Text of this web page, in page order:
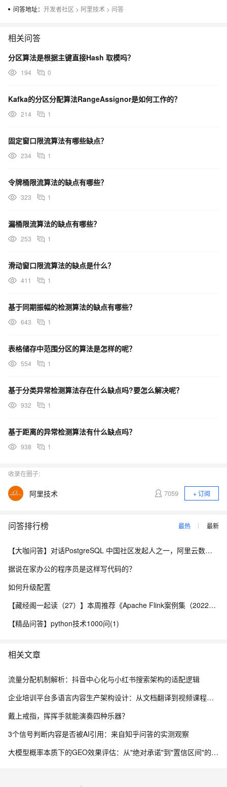
问答地址： 开发者社区 > 阿里技术 > 问答
相关问答
分区算法是根据主键直接Hash 取模吗？
194 0
Kafka的分区分配算法RangeAssignor是如何工作的？
214 1
固定窗口限流算法有哪些缺点？
234 1
令牌桶限流算法的缺点有哪些？
323 1
漏桶限流算法的缺点有哪些？
253 1
滑动窗口限流算法的缺点是什么？
411 1
基于同期振幅的检测算法的缺点有哪些？
643 1
表格储存中范围分区的算法是怎样的呢？
554 1
基于分类异常检测算法存在什么缺点吗?要怎么解决呢？
932 1
基于距离的异常检测算法有什么缺点吗？
938 1
收录在圈子:
阿里技术 7059 + 订阅
问答排行榜 最热 最新
【大咖问答】对话PostgreSQL 中国社区发起人之一，阿里云数据库高级专家 德哥
据说在家办公的程序员是这样写代码的？
如何升级配置
【藏经阁一起读（27）】本周推荐《Apache Flink案例集（2022版）》，你有哪些心得？
【精品问答】python技术1000问(1)
相关文章
流量分配机制解析：抖音中心化与小红书搜索架构的适配逻辑
企业培训平台多语言内容生产架构设计：从文档翻译到视频课程的全链路国际化实践
戴上戒指，挥挥手就能演奏四种乐器？
3个信号判断内容是否被AI引用：来自知乎问答的实测观察
大模型概率本质下的GEO效果评估：从"绝对承诺"到"置信区间"的技术认知框架